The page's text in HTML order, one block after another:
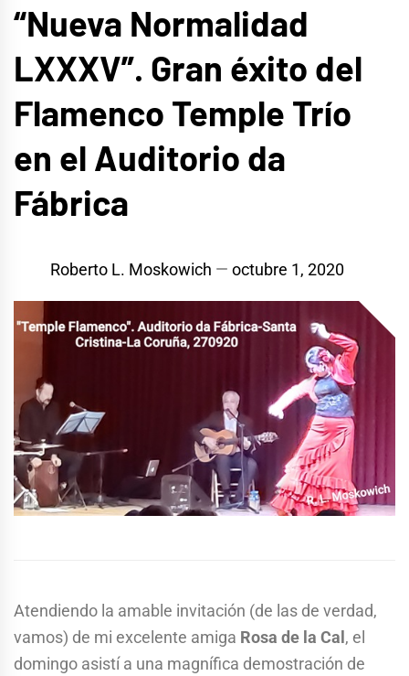
“Nueva Normalidad
LXXXV”. Gran éxito del
Flamenco Temple Trío
en el Auditorio da
Fábrica
Roberto L. Moskowich octubre 1, 2020
Atendiendo la amable invitación (de las de verdad,
vamos) de mi excelente amiga Rosa de la Cal , el
domingo asistí a una magnífica demostración de